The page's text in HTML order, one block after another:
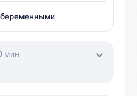
беременными
мин